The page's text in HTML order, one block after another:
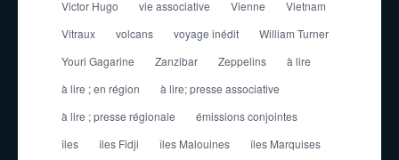
Victor Hugo
vie associative Vienne
Vietnam
Vitraux
volcans voyage inédit
William Turner
Youri Gagarine
Zanzibar Zeppelins
à lire
à lire ; en région
à lire; presse associative
à lire ; presse régionale
émissions conjointes
îles
îles Fidji îles Malouines
îles Marquises